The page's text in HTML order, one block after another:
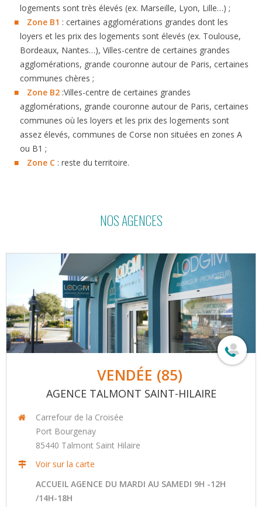
logements sont très élevés (ex. Marseille, Lyon, Lille…) ;
Zone B1 : certaines agglomérations grandes dont les
loyers et les prix des logements sont élevés (ex. Toulouse,
Bordeaux, Nantes…), Villes-centre de certaines grandes
agglomérations, grande couronne autour de Paris, certaines
communes chères ;
Zone B2 :Villes-centre de certaines grandes
agglomérations, grande couronne autour de Paris, certaines
communes où les loyers et les prix des logements sont
assez élevés, communes de Corse non situées en zones A
ou B1 ;
Zone C : reste du territoire.
NOS AGENCES
VENDÉE (85)
AGENCE TALMONT SAINT-HILAIRE
Carrefour de la Croisée
Port Bourgenay
85440 Talmont Saint Hilaire
Voir sur la carte
ACCUEIL AGENCE DU MARDI AU SAMEDI 9H -12H
/14H-18H